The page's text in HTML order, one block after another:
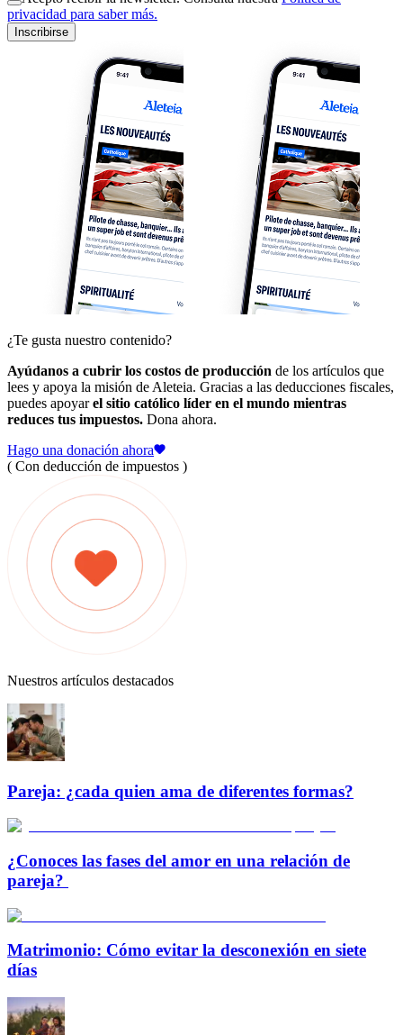
privacidad para saber más.
Inscribirse
¿Te gusta nuestro contenido?
Ayúdanos a cubrir los costos de producción de los artículos que
lees y apoya la misión de Aleteia. Gracias a las deducciones fiscales,
puedes apoyarel sitio católico líder en el mundo mientras
reduces tus impuestos. Dona ahora.
Hago una donación ahora
( Con deducción de impuestos )
Nuestros artículos destacados
Pareja: ¿cada quien ama de diferentes formas?
¿Conoces las fases del amor en una relación de
pareja?
Matrimonio: Cómo evitar la desconexión en siete
días